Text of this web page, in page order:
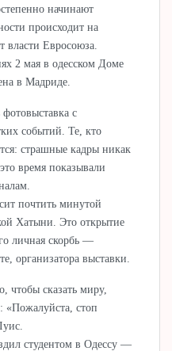
начинают
происходит на
власти Евросоюза.
2 мая в одесском Доме
в Мадриде.
с
событий. Те, кто
страшные кадры никак
время показывали
почтить минутой
Хатыни. Это открытие
личная скорбь —
организатора выставки.
чтобы сказать миру,
«Пожалуйста, стоп
студентом в Одессу —